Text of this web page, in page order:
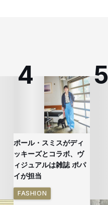
ポール・スミスがディ
ッキーズとコラボ、ヴ
ィジュアルは雑誌 ポパ
イが担当
FASHION